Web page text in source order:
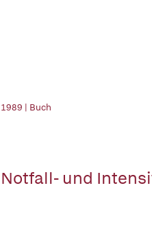
1989 | Buch
Notfall- und